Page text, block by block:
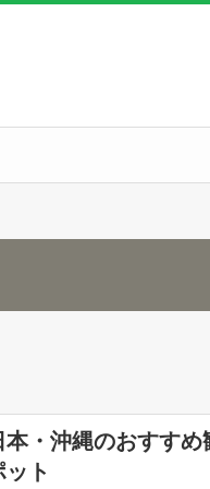
本・沖縄のおすす
ット